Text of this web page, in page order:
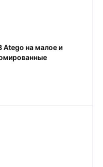
Atego на малое и